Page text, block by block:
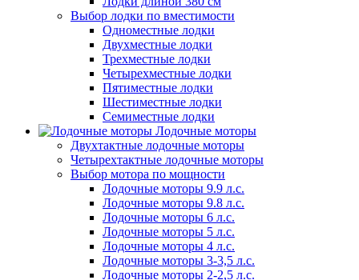
Выбор лодки по вместимости
Одноместные лодки
Двухместные лодки
Трехместные лодки
Четырехместные лодки
Пятиместные лодки
Шестиместные лодки
Семиместные лодки
Лодочные моторы
Двухтактные лодочные моторы
Четырехтактные лодочные моторы
Выбор мотора по мощности
Лодочные моторы 9.9 л.с.
Лодочные моторы 9.8 л.с.
Лодочные моторы 6 л.с.
Лодочные моторы 5 л.с.
Лодочные моторы 4 л.с.
Лодочные моторы 3-3,5 л.с.
Лодочные моторы 2-2,5 л.с.